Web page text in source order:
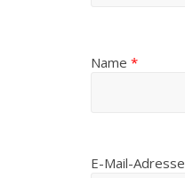
Name *
E-Mail-Adresse